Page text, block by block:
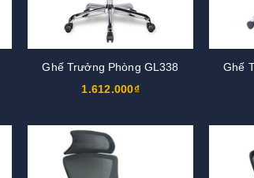
Ghế Trưởng Phòng GL338
1.612.000₫
Ghế